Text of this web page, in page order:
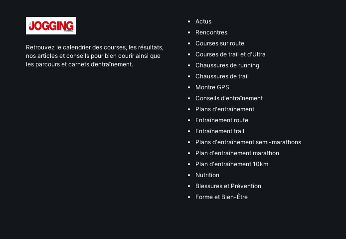
Retrouvez le calendrier des courses, les résultats,
nos articles et conseils pour bien courir ainsi que
les parcours et carnets d’entraînement.
Actus
Rencontres
Courses sur route
Courses de trail et d'Ultra
Chaussures de running
Chaussures de trail
Montre GPS
Conseils d'entraînement
Plans d'entraînement
Entraînement route
Entraînement trail
Plans d'entraînement semi-marathons
Plan d'entraînement marathon
Plan d'entraînement 10km
Nutrition
Blessures et Prévention
Forme et Bien-Être